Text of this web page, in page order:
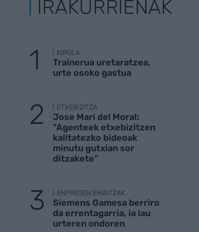
IRAKURRIENAK
KIROLA
Trainerua uretaratzea,
urte osoko gastua
ETXEBIZITZA
Jose Mari del Moral:
"Agenteek etxebizitzen
kalitatezko bideoak
minutu gutxian sor
ditzakete"
ENPRESEN EMAITZAK
Siemens Gamesa berriro
da errentagarria, ia lau
urteren ondoren